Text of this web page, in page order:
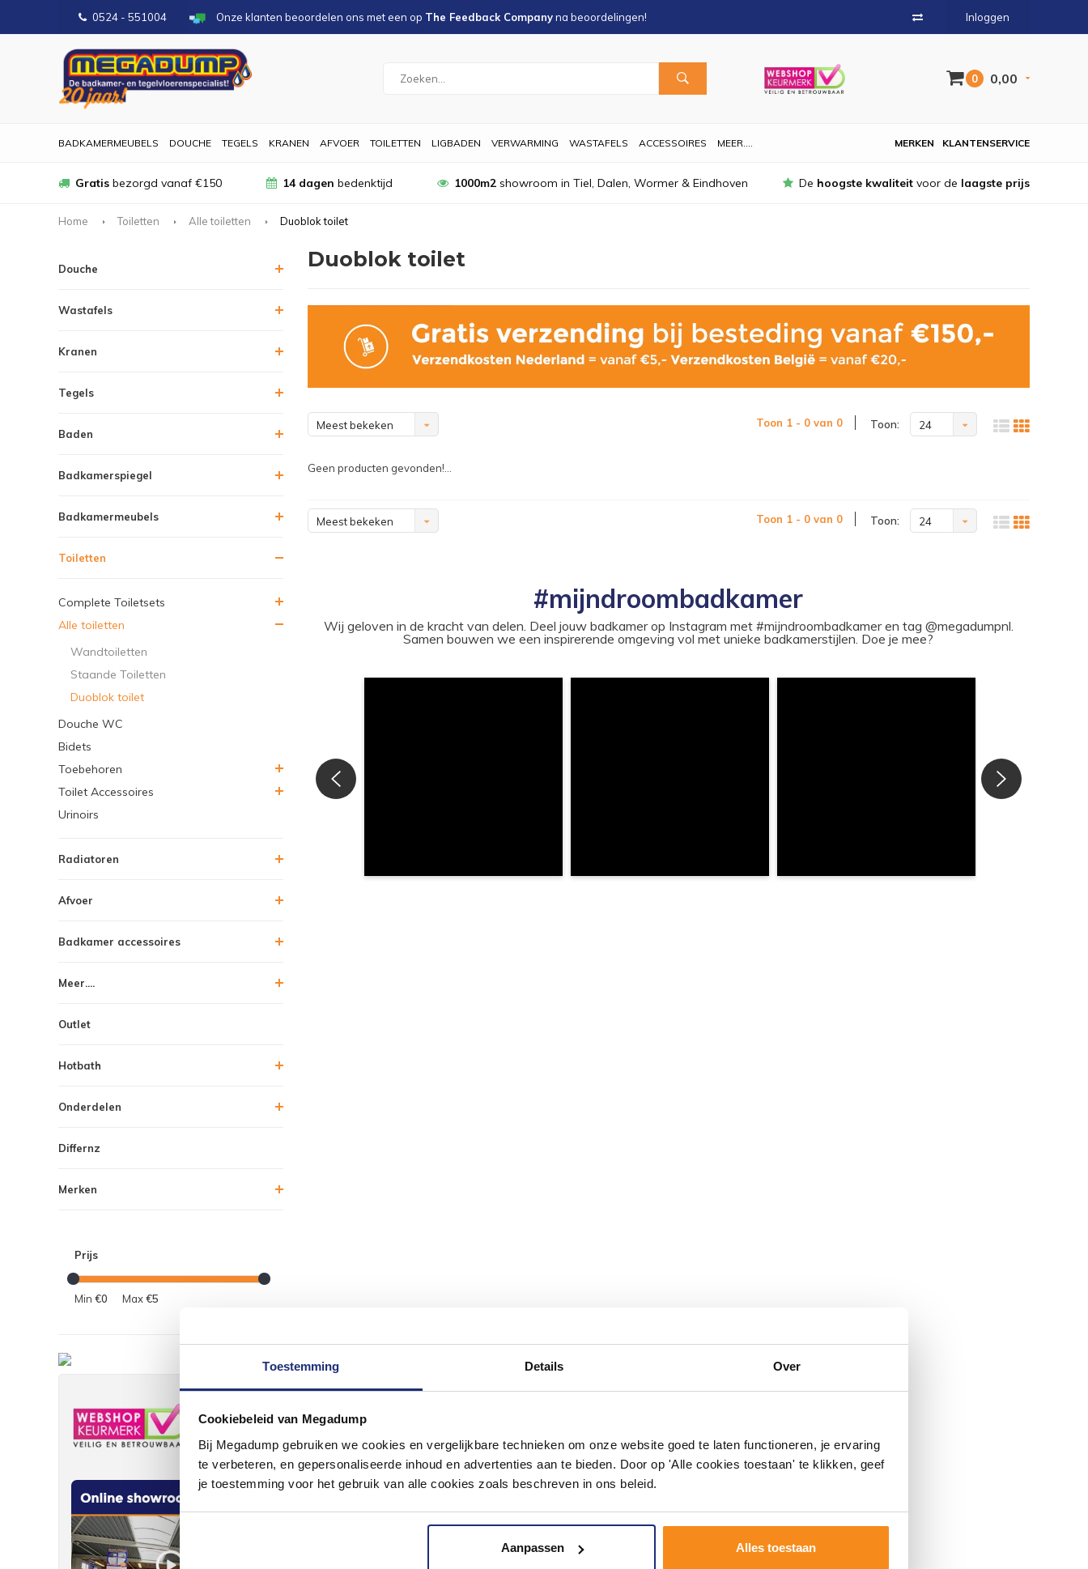
Toestemming Details Over
Cookiebeleid van Megadump
Bij Megadump gebruiken we cookies en vergelijkbare technieken om onze website goed te laten functioneren, je ervaring
te verbeteren, en gepersonaliseerde inhoud en advertenties aan te bieden. Door op 'Alle cookies toestaan' te klikken, geef
je toestemming voor het gebruik van alle cookies zoals beschreven in ons beleid.
Aanpassen Alles toestaan
0524 - 551004 Onze klanten beoordelen ons met een op The Feedback Companyna beoordelingen! Inloggen
0 0,00
BADKAMERMEUBELS DOUCHE TEGELS KRANEN AFVOER TOILETTEN LIGBADEN VERWARMING WASTAFELS ACCESSOIRES MEER.... KLANTENSERVICE
MERKEN
Gratis bezorgd vanaf €150 14 dagen bedenktijd 1000m2showroom in Tiel, Dalen, Wormer & Eindhoven De hoogste kwaliteit voor de laagste prijs
Home Toiletten Alle toiletten Duoblok toilet
Douche
Wastafels
Kranen
Tegels
Baden
Badkamerspiegel
Badkamermeubels
Toiletten
Complete Toiletsets
Alle toiletten
Wandtoiletten
Staande Toiletten
Duoblok toilet
Douche WC
Bidets
Toebehoren
Toilet Accessoires
Urinoirs
Radiatoren
Afvoer
Badkamer accessoires
Meer....
Outlet
Hotbath
Onderdelen
Differnz
Merken
Prijs
Min €0 Max€5
Duoblok toilet
Meest bekeken Toon 1 - 0 van 0 Toon: 24
Geen producten gevonden!...
Meest bekeken Toon 1 - 0 van 0 Toon: 24
#mijndroombadkamer
Wij geloven in de kracht van delen. Deel jouw badkamer op Instagram met #mijndroombadkamer en tag @megadumpnl.
Samen bouwen we een inspirerende omgeving vol met unieke badkamerstijlen. Doe je mee?